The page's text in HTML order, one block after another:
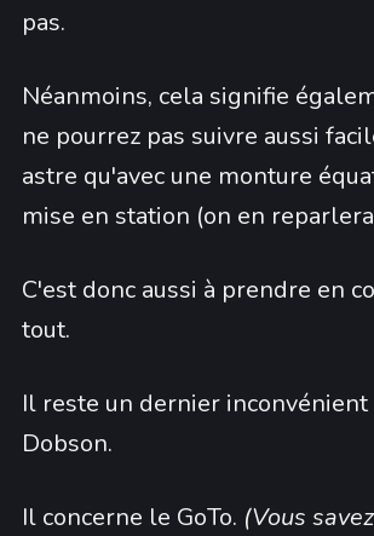
pas.
Néanmoins, cela signifie
ne pourrez pas suivre aussi
astre qu'avec une monture
mise en station (on en
C'est donc aussi à prendre en
tout.
Il reste un dernier inconvénient
Dobson.
Il concerne le GoTo. (Vous